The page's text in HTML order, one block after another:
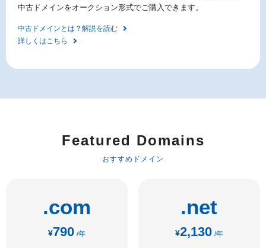
中古ドメインをオークション形式でご購入できます。
中古ドメインとは？解説を読む
詳しくはこちら
Featured Domains
おすすめドメイン
.com
¥790 /年
.net
¥2,130 /年